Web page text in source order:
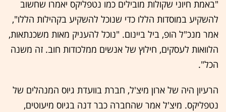
"באמת חיוני שקולות מובילים כמו נטפליקס יאמרו שחשוב
להשקיע במוסדות הללו כדי שנוכל להשקיע בקהילות הללו",
אמר מנכ"ל הופ, ביל ביינום. "נוכל להעניק מאות משכנתאות,
הלוואות לעסקים, חילוץ של אנשים ממלכודות חוב. זה משנה
הכל".
הרעיון היה של ארון מיצ'ל, חברת בוועדת גיוס המנהלים של
נטפליקס. מיצ'ל אמר שהחברה כבר דנה בגיוס מיעוטים,